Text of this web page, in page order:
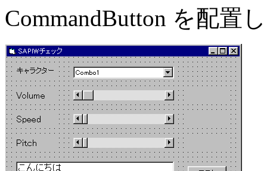
CommandButton を配置